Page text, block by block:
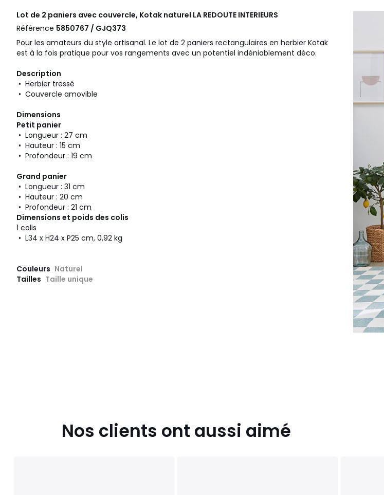
Lot de 2 paniers avec couvercle, Kotak naturel LA REDOUTE INTERIEURS
Référence 5850767 / GJQ373
Pour les amateurs du style artisanal. Le lot de 2 paniers rectangulaires en herbier Kotak
est à la fois pratique pour vos rangements avec un potentiel indéniablement déco.
Description
• Herbier tressé
• Couvercle amovible
Dimensions
Petit panier
• Longueur : 27 cm
• Hauteur : 15 cm
• Profondeur : 19 cm
Grand panier
• Longueur : 31 cm
• Hauteur : 20 cm
• Profondeur : 21 cm
Dimensions et poids des colis
1 colis
• L34 x H24 x P25 cm, 0,92 kg
Couleurs Naturel
Tailles Taille unique
Nos clients ont aussi aimé